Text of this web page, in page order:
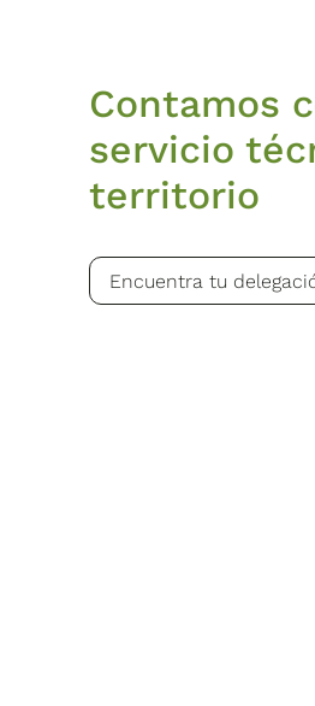
Contamos
servicio
territorio